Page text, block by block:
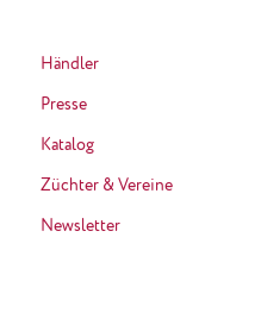
Händler
Presse
Katalog
Züchter & Vereine
Newsletter